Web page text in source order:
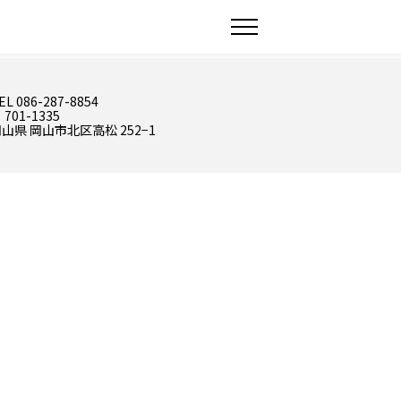
086-287-8854
701-1335
県 岡山市北区高松 252−1